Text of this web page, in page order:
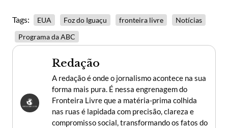
Tags: EUA Foz do Iguaçu fronteira livre
Notícias
Programa da ABC
Redação
A redação é onde o jornalismo acontece na sua
forma mais pura. É nessa engrenagem do
Fronteira Livre que a matéria-prima colhida
nas ruas é lapidada com precisão, clareza e
compromisso social, transformando os fatos do